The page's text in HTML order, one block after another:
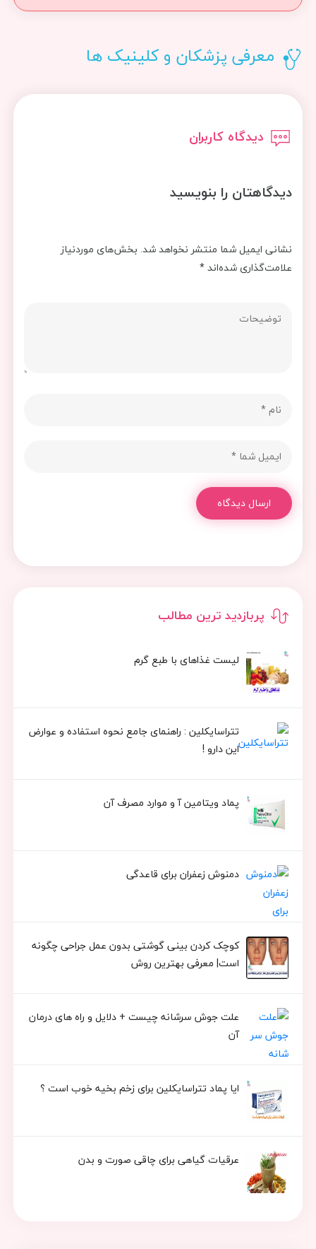
پربازدید ترین مطالب
لیست غذاهای با طبع گرم
تتراسایکلین : راهنمای جامع نحوه استفاده و عوارض
این دارو !
پماد ویتامین آ و موارد مصرف آن
دمنوش زعفران برای قاعدگی
کوچک کردن بینی گوشتی بدون عمل جراحی چگونه
است| معرفی بهترین روش
علت جوش سرشانه چیست + دلایل و راه های درمان
آن
ایا پماد تتراسایکلین برای زخم بخیه خوب است ؟
عرقیات گیاهی برای چاقی صورت و بدن
معرفی پزشکان و کلینیک ها
دیدگاه کاربران
دیدگاهتان را بنویسید
نشانی ایمیل شما منتشر نخواهد شد. بخش‌های موردنیاز
علامت‌گذاری شده‌اند*
ارسال دیدگاه